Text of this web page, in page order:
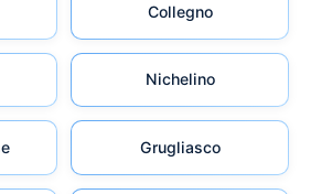
Collegno
Nichelino
Grugliasco